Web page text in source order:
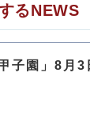
るNEWS
子園」8月3